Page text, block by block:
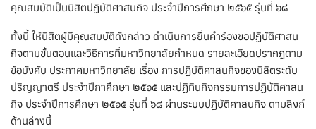
คุณสมบัติเป็นนิสิตปฏิบัติศาสนกิจ ประจำปีการศึกษา ๒๕๖๕ รุ่นที่ ๖๘
ทั้งนี้ ให้นิสิตผู้มีคุณสมบัติดังกล่าว ดำเนินการยื่นคำร้องขอปฏิบัติศาสน
กิจตามขั้นตอนและวิธีการที่มหาวิทยาลัยกำหนด รายละเอียดปรากฎตาม
ข้อบังคับ ประกาศมหาวิทยาลัย เรื่อง การปฏิบัติศาสนกิจของนิสิตระดับ
ปริญญาตรี ประจำปีกาศึกษา ๒๕๖๕ และปฏิทินกิจกรรมการปฏิบัติศาสน
กิจ ประจำปีการศึกษา ๒๕๖๕ รุ่นที่ ๖๘ ผ่านระบบปฏิบัติศาสนกิจ ตามลิงก์
ด้านล่างนี้